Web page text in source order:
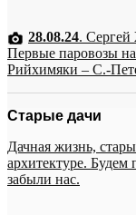
28.08.24. Сергей
Первые паровозы
Рийхимяки – С.-
Старые дачи
Дачная жизнь,
архитектуре.
забыли нас.